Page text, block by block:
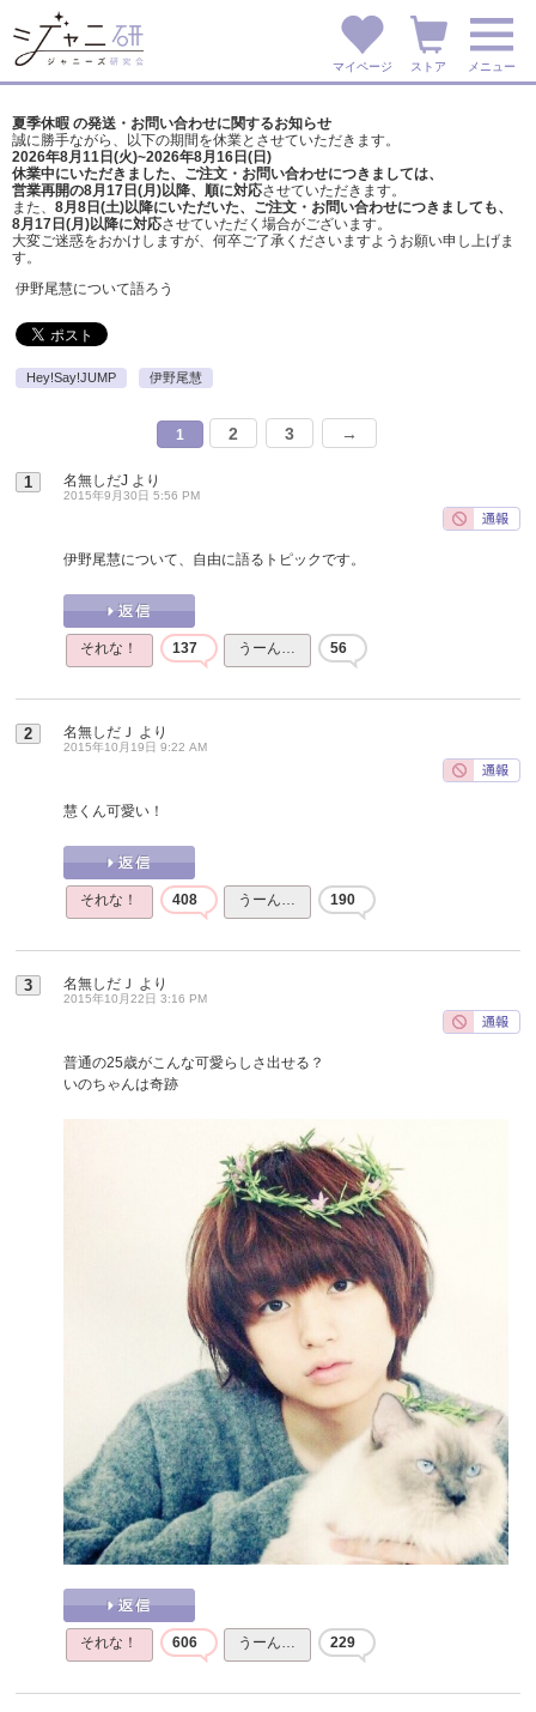
マイページ ストア メニュー
夏季休暇 の発送・お問い合わせに関するお知らせ
誠に勝手ながら、以下の期間を休業とさせていただきます。
2026年8月11日(火)~2026年8月16日(日)
休業中にいただきました、ご注文・お問い合わせにつきましては、
営業再開の8月17日(月)以降、順に対応させていただきます。
また、 8月8日(土)以降にいただいた、ご注文・ お問い合わせにつきましても、
8月17日(月)以降に対応させていただく場合がございます。
大変ご迷惑をおかけしますが、 何卒ご了承くださいますようお願い申し上げま
す。
伊野尾慧について語ろう
Hey!Say!JUMP 伊野尾慧
1 2 3 →
1 名無しだJ より
2015年9月30日 5:56 PM
伊野尾慧について、自由に語るトピックです。
それな！ 137 うーん… 56
2 名無しだＪ より
2015年10月19日 9:22 AM
慧くん可愛い！
それな！ 408 うーん… 190
3 名無しだＪ より
2015年10月22日 3:16 PM
普通の25歳がこんな可愛らしさ出せる？
いのちゃんは奇跡
それな！ 606 うーん… 229